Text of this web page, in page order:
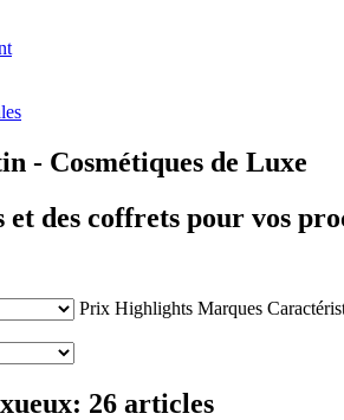
- Cosmétiques de Luxe
et des coffrets pour vos
Prix Highlights Marques
26 articles